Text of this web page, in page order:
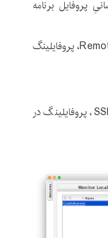
پروفایل برنامه
ویزارد Remote EE server integration، پروفایلینگ
پشتیبانی از تونلینگ تعبیه‌شده SSH، پروفایلینگ در